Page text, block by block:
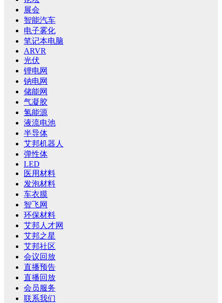
展会
智能汽车
电子雾化
笔记本电脑
ARVR
光伏
锂电网
钠电网
储能网
气凝胶
氢能源
液流电池
半导体
艾邦机器人
弹性体
LED
医用材料
发泡材料
车衣膜
智飞网
环保材料
艾邦人才网
艾邦之星
艾邦社区
会议回放
直播预告
直播回放
会员服务
联系我们